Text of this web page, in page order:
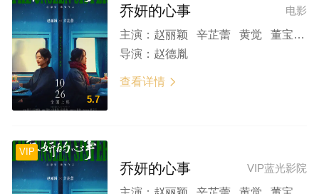
5.7
电影
乔妍的心事
主演： 赵丽颖 辛芷蕾 黄觉 董宝石 安沺 小爱 王梓薇 张帆 冯雪雅 韩玺曈 杭程宇 崔俊 甫枭虎 李延 张会苓 王福安
导演： 赵德胤
查看详情 
VIP
VIP蓝光影院
乔妍的心事